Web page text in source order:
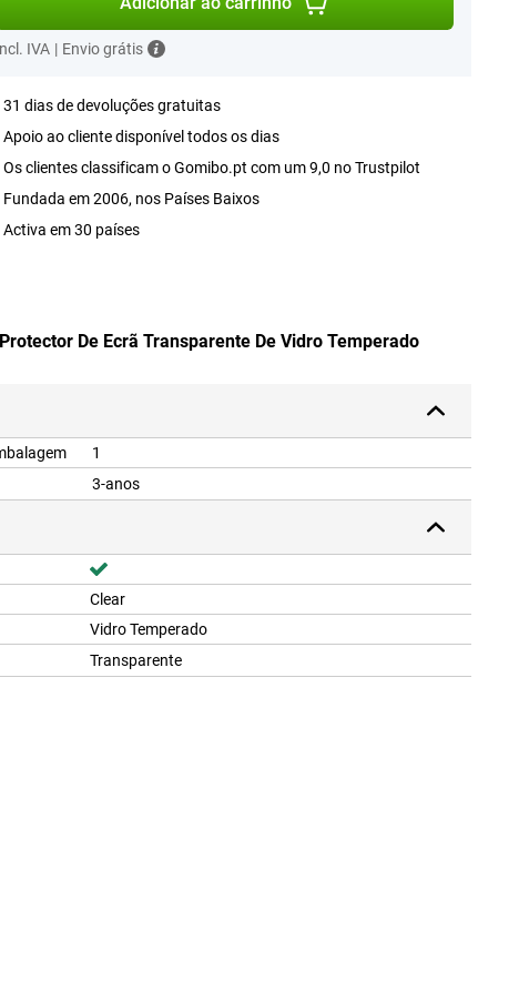
IVA | Envio grátis
31 dias de devoluções gratuitas
Apoio ao cliente disponível todos os dias
Os clientes classificam o Gomibo.pt com um 9,0 no Trustpilot
Fundada em 2006, nos Países Baixos
Activa em 30 países
De Ecrã Transparente De Vidro Temperado
1
3-anos
Clear
Vidro Temperado
Transparente